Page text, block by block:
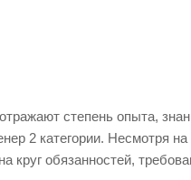
степень опыта,
2 категории. Несмотря на
круг обязанностей,